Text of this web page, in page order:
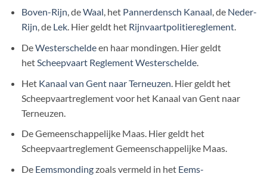
Boven-Rijn, deWaal, het Pannerdensch Kanaal, de Neder-
Rijn, de Lek. Hier geldt het Rijnvaartpolitiereglement.
DeWesterscheldeen haar mondingen. Hier geldt
hetScheepvaart Reglement Westerschelde.
Het Kanaal van Gent naar Terneuzen . Hier geldt het
Scheepvaartreglement voor het Kanaal van Gent naar
Terneuzen.
De Gemeenschappelijke Maas. Hier geldt het
Scheepvaartreglement Gemeenschappelijke Maas.
De Eemsmondingzoals vermeld in het Eems-